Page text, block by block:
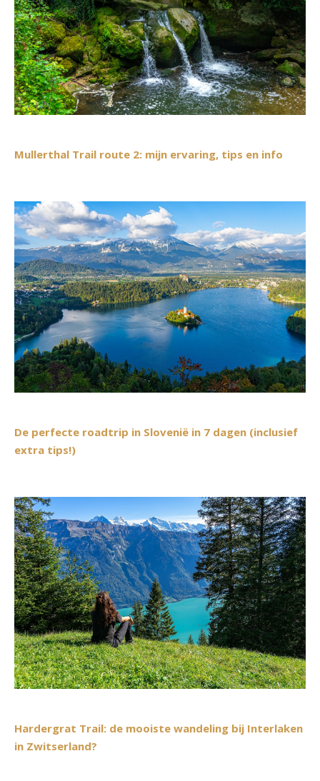
Mullerthal Trail route 2: mijn ervaring, tips en info
De perfecte roadtrip in Slovenië in 7 dagen (inclusief
extra tips!)
Hardergrat Trail: de mooiste wandeling bij Interlaken
in Zwitserland?